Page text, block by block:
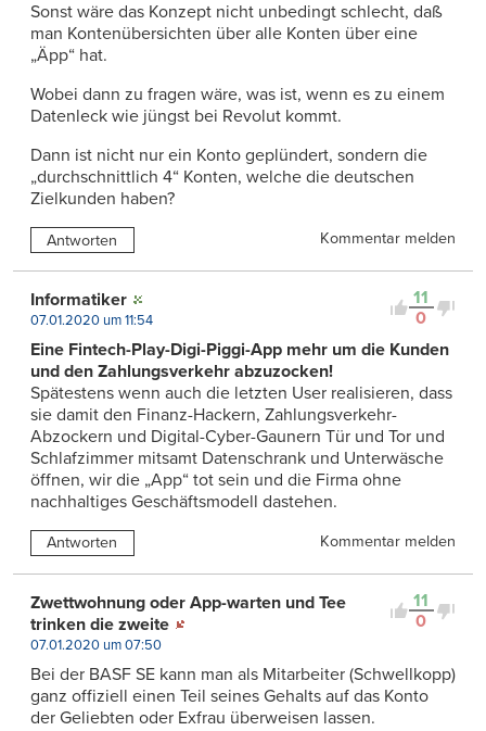
Sonst wäre das Konzept nicht unbedingt schlecht, daß
man Kontenübersichten über alle Konten über eine
„Äpp“ hat.
Wobei dann zu fragen wäre, was ist, wenn es zu einem
Datenleck wie jüngst bei Revolut kommt.
Dann ist nicht nur ein Konto geplündert, sondern die
„durchschnittlich 4“ Konten, welche die deutschen
Zielkunden haben?
Antworten Kommentar melden
11
0
Informatiker
07.01.2020 um 11:54
Eine Fintech-Play-Digi-Piggi-App mehr um die Kunden
und den Zahlungsverkehr abzuzocken!
Spätestens wenn auch die letzten User realisieren, dass
sie damit den Finanz-Hackern, Zahlungsverkehr-
Abzockern und Digital-Cyber-Gaunern Tür und Tor und
Schlafzimmer mitsamt Datenschrank und Unterwäsche
öffnen, wir die „App“ tot sein und die Firma ohne
nachhaltiges Geschäftsmodell dastehen.
Antworten Kommentar melden
11
0
Zwettwohnung oder App-warten und Tee
trinken die zweite
07.01.2020 um 07:50
Bei der BASF SE kann man als Mitarbeiter (Schwellkopp)
ganz offiziell einen Teil seines Gehalts auf das Konto
der Geliebten oder Exfrau überweisen lassen.